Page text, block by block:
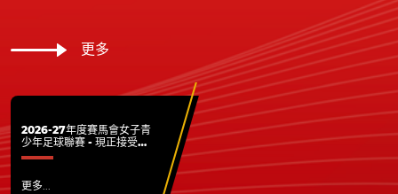
更多
2026-27年度賽馬會女子青
少年足球聯賽 - 現正接受各
屬會報名
更多...